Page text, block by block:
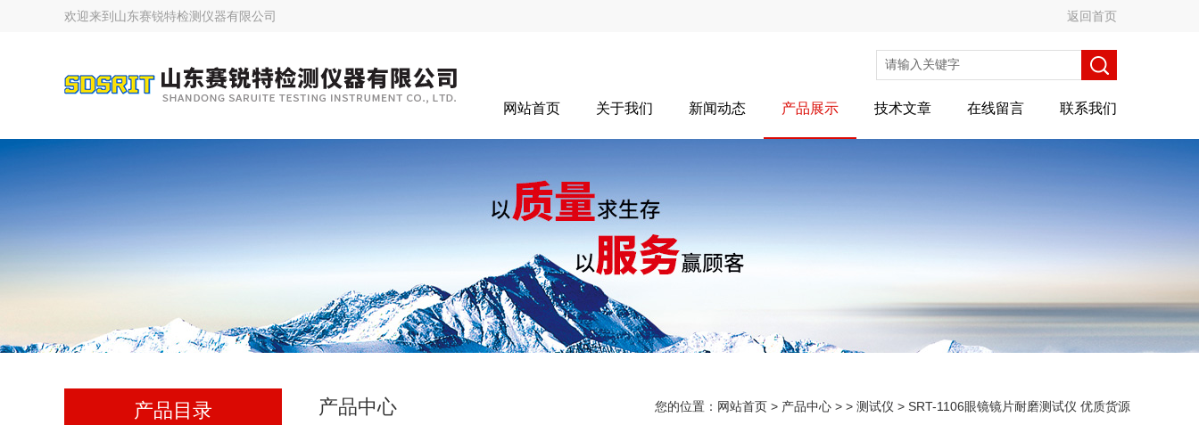
欢迎来到 山东赛锐特检测仪器有限公司 返回首页
网站首页 关于我们 新闻动态 产品展示 技术文章 在线留言 联系我们
产品目录 产品中心 您的位置： 网站首页 > 产品中心 > > 测试仪 > SRT-1106眼镜镜片耐磨测试仪 优质货源